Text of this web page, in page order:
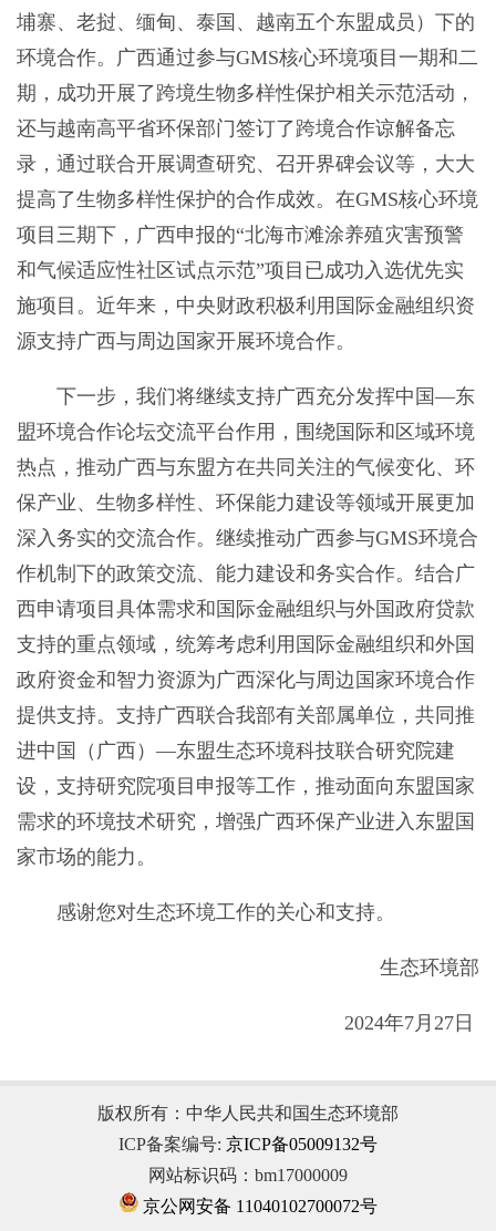
埔寨、老挝、缅甸、泰国、越南五个东盟成员）下的
环境合作。广西通过参与GMS核心环境项目一期和二
期，成功开展了跨境生物多样性保护相关示范活动，
还与越南高平省环保部门签订了跨境合作谅解备忘
录，通过联合开展调查研究、召开界碑会议等，大大
提高了生物多样性保护的合作成效。在GMS核心环境
项目三期下，广西申报的“北海市滩涂养殖灾害预警
和气候适应性社区试点示范”项目已成功入选优先实
施项目。近年来，中央财政积极利用国际金融组织资
源支持广西与周边国家开展环境合作。
下一步，我们将继续支持广西充分发挥中国—东
盟环境合作论坛交流平台作用，围绕国际和区域环境
热点，推动广西与东盟方在共同关注的气候变化、环
保产业、生物多样性、环保能力建设等领域开展更加
深入务实的交流合作。继续推动广西参与GMS环境合
作机制下的政策交流、能力建设和务实合作。结合广
西申请项目具体需求和国际金融组织与外国政府贷款
支持的重点领域，统筹考虑利用国际金融组织和外国
政府资金和智力资源为广西深化与周边国家环境合作
提供支持。支持广西联合我部有关部属单位，共同推
进中国（广西）—东盟生态环境科技联合研究院建
设，支持研究院项目申报等工作，推动面向东盟国家
需求的环境技术研究，增强广西环保产业进入东盟国
家市场的能力。
感谢您对生态环境工作的关心和支持。
生态环境部
2024年7月27日
版权所有：中华人民共和国生态环境部
ICP备案编号: 京ICP备05009132号
网站标识码：bm17000009
京公网安备 11040102700072号